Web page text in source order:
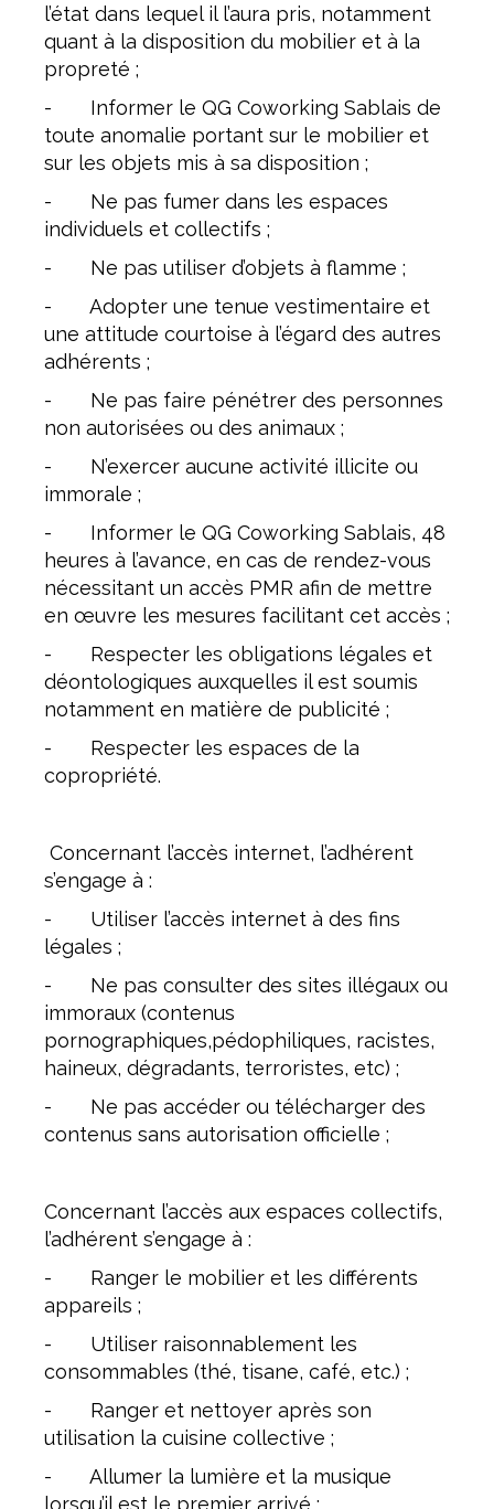
l’état dans lequel il l’aura pris, notamment
quant à la disposition du mobilier et à la
propreté ;
- Informer le QG Coworking Sablais de
toute anomalie portant sur le mobilier et
sur les objets mis à sa disposition ;
- Ne pas fumer dans les espaces
individuels et collectifs ;
- Ne pas utiliser d’objets à flamme ;
- Adopter une tenue vestimentaire et
une attitude courtoise à l’égard des autres
adhérents ;
- Ne pas faire pénétrer des personnes
non autorisées ou des animaux ;
- N’exercer aucune activité illicite ou
immorale ;
- Informer le QG Coworking Sablais, 48
heures à l’avance, en cas de rendez-vous
nécessitant un accès PMR afin de mettre
en œuvre les mesures facilitant cet accès ;
- Respecter les obligations légales et
déontologiques auxquelles il est soumis
notamment en matière de publicité ;
- Respecter les espaces de la
copropriété.
Concernant l’accès internet, l’adhérent
s’engage à :
- Utiliser l’accès internet à des fins
légales ;
- Ne pas consulter des sites illégaux ou
immoraux (contenus
pornographiques,pédophiliques, racistes,
haineux, dégradants, terroristes, etc) ;
- Ne pas accéder ou télécharger des
contenus sans autorisation officielle ;
Concernant l’accès aux espaces collectifs,
l’adhérent s’engage à :
- Ranger le mobilier et les différents
appareils ;
- Utiliser raisonnablement les
consommables (thé, tisane, café, etc.) ;
- Ranger et nettoyer après son
utilisation la cuisine collective ;
- Allumer la lumière et la musique
lorsqu’il est le premier arrivé ;